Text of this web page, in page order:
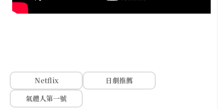
Netflix
日劇推薦
氣體人第一號